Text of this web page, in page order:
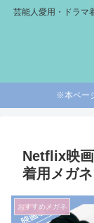
芸能人愛用・ドラマ
※本ペー
Netflix映
着用メガ
おすすめメガネ